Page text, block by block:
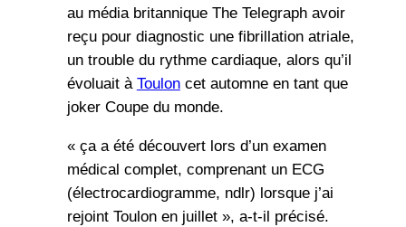
au média britannique The Telegraph avoir
reçu pour diagnostic une fibrillation atriale,
un trouble du rythme cardiaque, alors qu’il
évoluait à Touloncet automne en tant que
joker Coupe du monde.
« ça a été découvert lors d’un examen
médical complet, comprenant un ECG
(électrocardiogramme, ndlr) lorsque j’ai
rejoint Toulon en juillet », a-t-il précisé.